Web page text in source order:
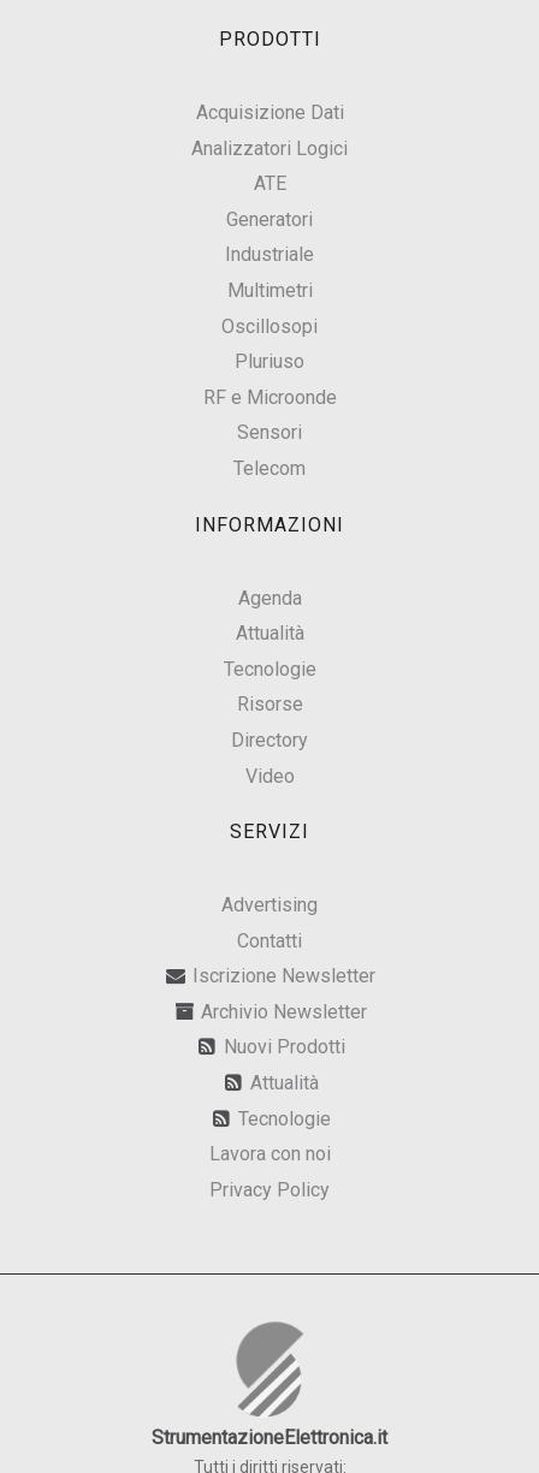
PRODOTTI
Acquisizione Dati
Analizzatori Logici
ATE
Generatori
Industriale
Multimetri
Oscillosopi
Pluriuso
RF e Microonde
Sensori
Telecom
INFORMAZIONI
Agenda
Attualità
Tecnologie
Risorse
Directory
Video
SERVIZI
Advertising
Contatti
Iscrizione Newsletter
Archivio Newsletter
Nuovi Prodotti
Attualità
Tecnologie
Lavora con noi
Privacy Policy
StrumentazioneElettronica.it
Tutti i diritti riservati: